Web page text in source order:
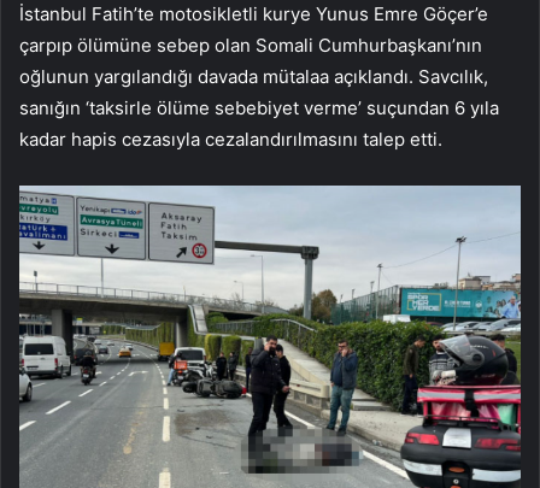
İstanbul Fatih’te motosikletli kurye Yunus Emre Göçer’e
çarpıp ölümüne sebep olan Somali Cumhurbaşkanı’nın
oğlunun yargılandığı davada mütalaa açıklandı. Savcılık,
sanığın ‘taksirle ölüme sebebiyet verme’ suçundan 6 yıla
kadar hapis cezasıyla cezalandırılmasını talep etti.